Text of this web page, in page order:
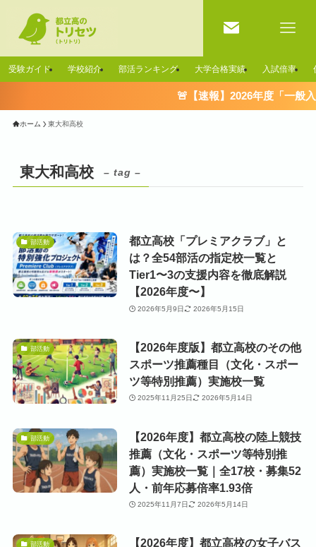
受験ガイド 学校紹介 部活ランキング 大学合格実績 入試倍率
🚨【速報】2026年度「一般入
ホーム 東大和高校
東大和高校 – tag –
部活動
都立高校「プレミアクラブ」と
は？全54部活の指定校一覧と
Tier1〜3の支援内容を徹底解説
【2026年度〜】
2026年5月9日 2026年5月15日
部活動
【2026年度版】都立高校のその他
スポーツ推薦種目（文化・スポー
ツ等特別推薦）実施校一覧
2025年11月25日 2026年5月14日
部活動
【2026年度】都立高校の陸上競技
推薦（文化・スポーツ等特別推
薦）実施校一覧｜全17校・募集52
人・前年応募倍率1.93倍
2025年11月7日 2026年5月14日
部活動
【2026年度】都立高校の女子バス